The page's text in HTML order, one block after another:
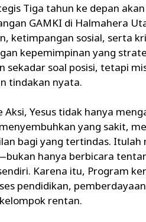
Tiga tahun ke depan
GAMKI di Halmahera
ketimpangan sosial, serta
kepemimpinan yang
sekadar soal posisi, tetapi
tindakan nyata.
Yesus tidak hanya
yang sakit,
bagi yang tertindas. Itulah
hanya berbicara
Karena itu, Program
pendidikan,
rentan.